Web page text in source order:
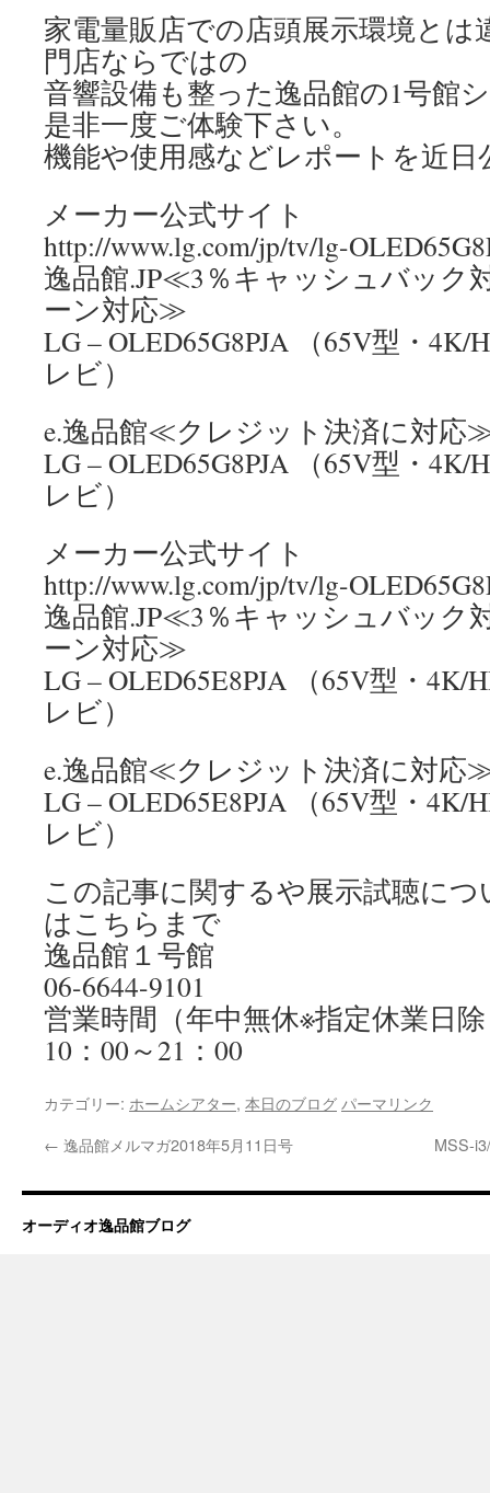
家電量販店での店頭展示環境とは
門店ならではの
音響設備も整った逸品館の1号館
是非一度ご体験下さい。
機能や使用感などレポートを近日
メーカー公式サイト
http://www.lg.com/jp/tv/lg-
逸品館.JP≪3％キャッシュバック
ーン対応≫
LG – OLED65G8PJA （65V型・
レビ）
e.逸品館≪クレジット決済に対応
LG – OLED65G8PJA （65V型・
レビ）
メーカー公式サイト
http://www.lg.com/jp/tv/lg-
逸品館.JP≪3％キャッシュバック
ーン対応≫
LG – OLED65E8PJA （65V型・4K/
レビ）
e.逸品館≪クレジット決済に対応
LG – OLED65E8PJA （65V型・4K/
レビ）
この記事に関するや展示試聴に
はこちらまで
逸品館１号館
06-6644-9101
営業時間（年中無休※指定休業日
10：00～21：00
カテゴリー: ホームシアター, 本日のブログ パーマリンク
← 逸品館メルマガ2018年5月11日号 MSS-
オーディオ逸品館ブログ